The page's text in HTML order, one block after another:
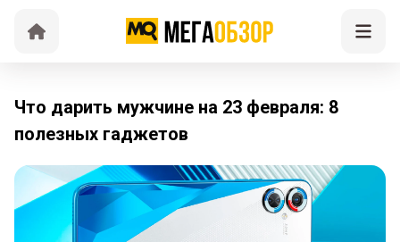
Что дарить мужчине на 23 февраля: 8
полезных гаджетов